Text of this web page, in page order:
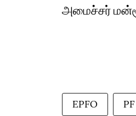
அமைச்சர்
EPFO PF